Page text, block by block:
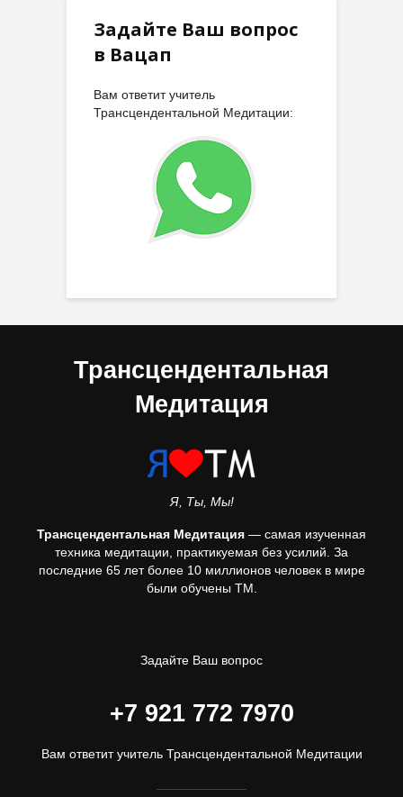
Задайте Ваш вопрос
в Вацап
Вам ответит учитель
Трансцендентальной Медитации:
Трансцендентальная
Медитация
Я, Ты, Мы!
Трансцендентальная Медитация — самая изученная
техника медитации, практикуемая без усилий. За
последние 65 лет более 10 миллионов человек в мире
были обучены ТМ.
Задайте Ваш вопрос
+7 921 772 7970
Вам ответит учитель Трансцендентальной Медитации